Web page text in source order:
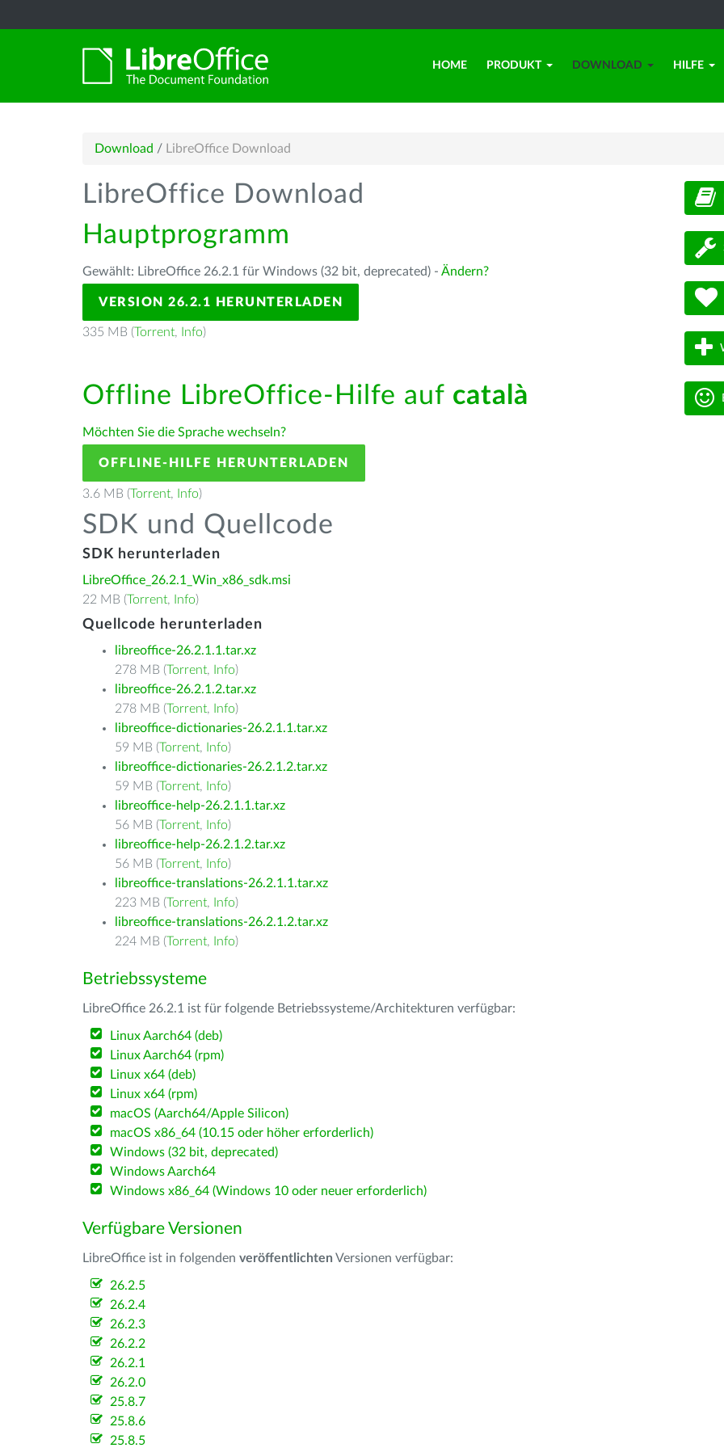
HOME PRODUKT DOWNLOAD HILFE
Download / LibreOffice Download
LibreOffice Download
Hauptprogramm
Gewählt: LibreOffice 26.2.1 für Windows (32 bit, deprecated) - Ändern?
VERSION 26.2.1 HERUNTERLADEN
335 MB (Torrent, Info)
Offline LibreOffice-Hilfe auf català
Möchten Sie die Sprache wechseln?
OFFLINE-HILFE HERUNTERLADEN
3.6 MB (Torrent, Info)
SDK und Quellcode
SDK herunterladen
LibreOffice_26.2.1_Win_x86_sdk.msi
22 MB (Torrent, Info)
Quellcode herunterladen
libreoffice-26.2.1.1.tar.xz
278 MB (Torrent, Info)
libreoffice-26.2.1.2.tar.xz
278 MB (Torrent, Info)
libreoffice-dictionaries-26.2.1.1.tar.xz
59 MB (Torrent, Info)
libreoffice-dictionaries-26.2.1.2.tar.xz
59 MB (Torrent, Info)
libreoffice-help-26.2.1.1.tar.xz
56 MB (Torrent, Info)
libreoffice-help-26.2.1.2.tar.xz
56 MB (Torrent, Info)
libreoffice-translations-26.2.1.1.tar.xz
223 MB (Torrent, Info)
libreoffice-translations-26.2.1.2.tar.xz
224 MB (Torrent, Info)
Betriebssysteme
LibreOffice 26.2.1 ist für folgende Betriebssysteme/Architekturen verfügbar:
Linux Aarch64 (deb)
Linux Aarch64 (rpm)
Linux x64 (deb)
Linux x64 (rpm)
macOS (Aarch64/Apple Silicon)
macOS x86_64 (10.15 oder höher erforderlich)
Windows (32 bit, deprecated)
Windows Aarch64
Windows x86_64 (Windows 10 oder neuer erforderlich)
Verfügbare Versionen
LibreOffice ist in folgenden veröffentlichten Versionen verfügbar:
26.2.5
26.2.4
26.2.3
26.2.2
26.2.1
26.2.0
25.8.7
25.8.6
25.8.5